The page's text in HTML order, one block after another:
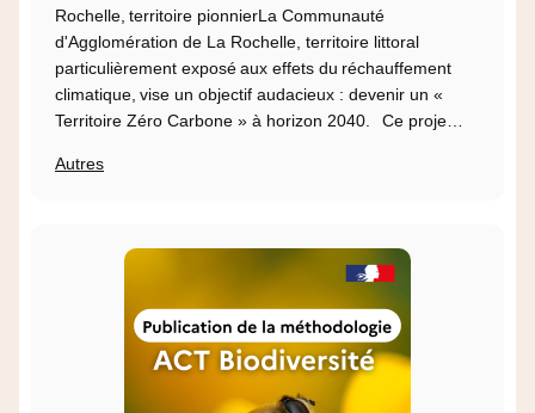
Rochelle, territoire pionnierLa Communauté
d'Agglomération de La Rochelle, territoire littoral
particulièrement exposé aux effets du réchauffement
climatique, vise un objectif audacieux : devenir un «
Territoire Zéro Carbone » à horizon 2040. Ce proje…
Autres